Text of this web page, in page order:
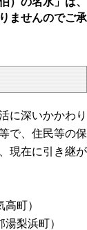
ませんのでご承
に深いかかわり
で、住民等の保
現在に引き継が
高町）
湯梨浜町）